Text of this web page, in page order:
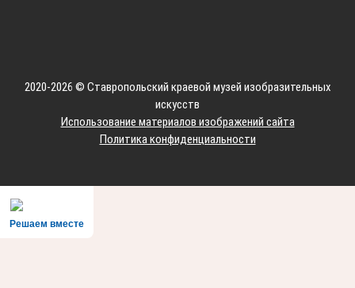
2020-2026 © Ставропольский краевой музей изобразительных
искусств
Использование материалов изображений сайта
Политика конфиденциальности
Решаем вместе